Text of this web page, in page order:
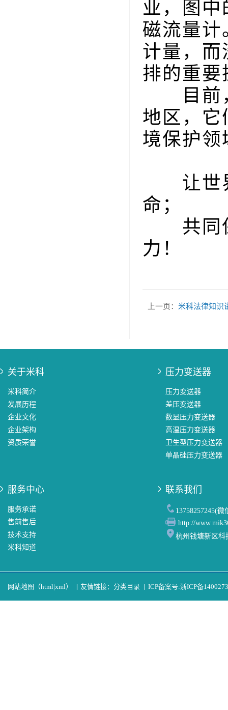
业，图
磁流量计
计量，而
排的重要
目前，
地区，它
境保护领
让世界
命；
共同保
力！
上一页： 米科法律知识
关于米科
米科简介
发展历程
企业文化
企业架构
资质荣誉
压力变送器
压力变送器
差压变送器
数显压力变送器
高温压力变送器
卫生型压力变送器
单晶硅压力变送器
服务中心
服务承诺
售前售后
技术支持
米科知道
联系我们
13758257245(微
http://
杭州钱塘新区科
网站地图（html|xml） 友情链接： 分类目录 ICP备案号:浙ICP备